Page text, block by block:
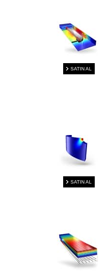
SATIN AL
SATIN AL